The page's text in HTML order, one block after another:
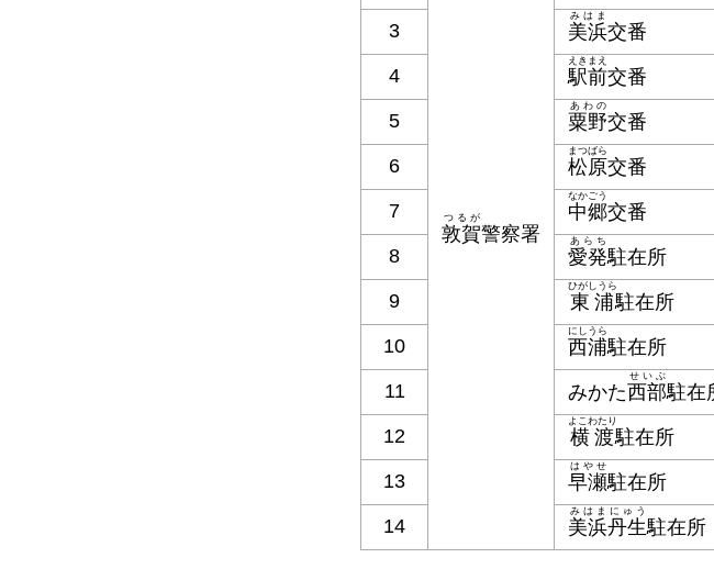
敦賀
つるが
警察署
3
美浜
みはま
交番
4
駅前
えきまえ
交番
5
粟野
あわの
交番
6
松原
まつばら
交番
7
中郷
なかごう
交番
8
愛発
あらち
駐在所
9
東浦
ひがしうら
駐在所
10
西浦
にしうら
駐在所
11
みかた西部
せいぶ
駐在
12
横渡
よこわたり
駐在所
13
早瀬
はやせ
駐在所
14
美浜丹生
みはまにゅう
駐在所